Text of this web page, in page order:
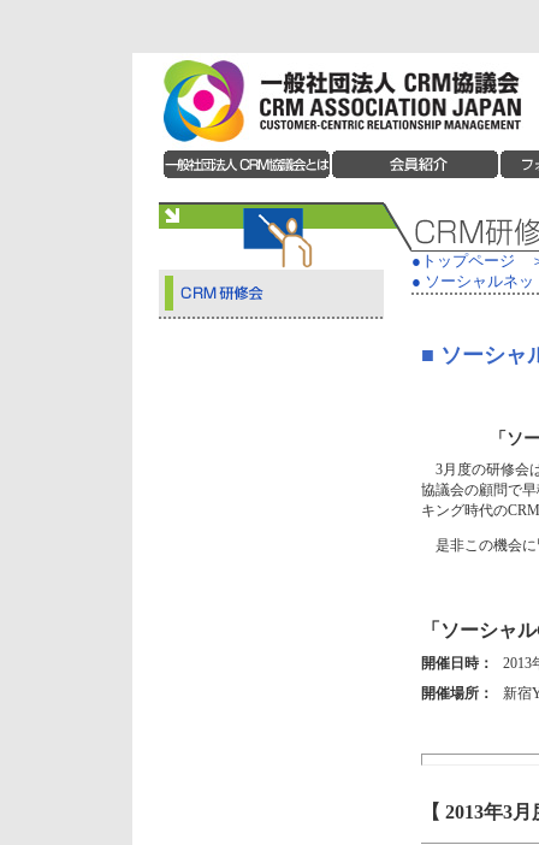
●トップページ
● ソーシャルネ
■ ソーシャ
「ソ
3月度の研修会
協議会の顧問で
キング時代の
是非この機会
「ソーシャ
開催日時：
2013
開催場所：
新宿
【 2013年3